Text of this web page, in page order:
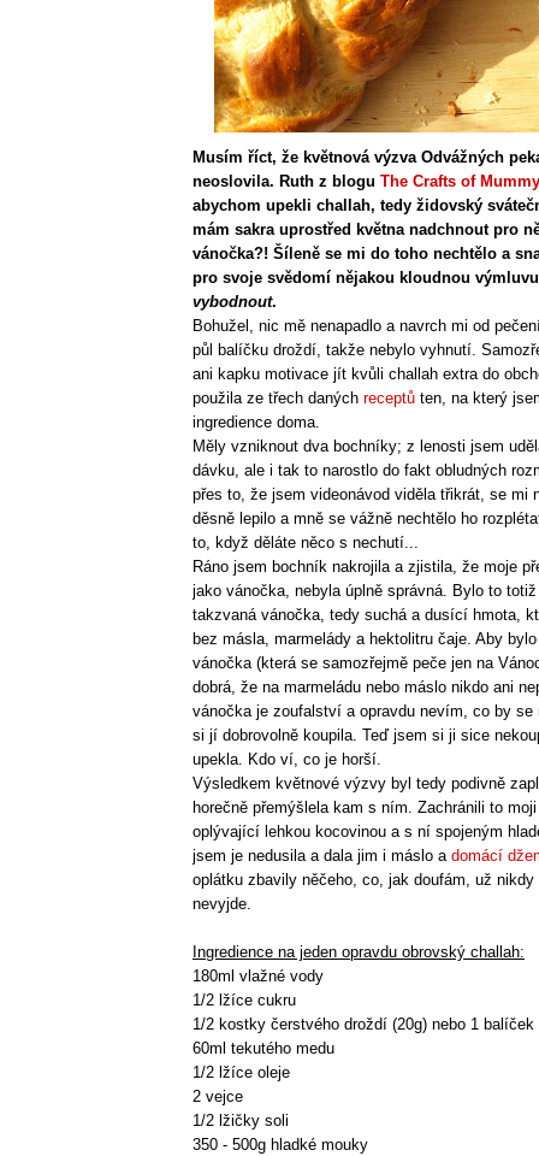
Musím říct, že květnová výzva Odvážných
neoslovila. Ruth z blogu The Crafts of
abychom upekli challah, tedy židovský
mám sakra uprostřed května nadchnout pro
vánočka?! Šíleně se mi do toho nechtělo a
pro svoje svědomí nějakou kloudnou
vybodnout.
Bohužel, nic mě nenapadlo a navrch mi od
půl balíčku droždí, takže nebylo vyhnutí.
ani kapku motivace jít kvůli challah extra do
použila ze třech daných receptů ten, na který
ingredience doma.
Měly vzniknout dva bochníky; z lenosti jsem
dávku, ale i tak to narostlo do fakt obludných
přes to, že jsem videonávod viděla třikrát, se mi
děsně lepilo a mně se vážně nechtělo ho
to, když děláte něco s nechutí...
Ráno jsem bochník nakrojila a zjistila, že moje
jako vánočka, nebyla úplně správná. Bylo to
takzvaná vánočka, tedy suchá a dusící hmota,
bez másla, marmelády a hektolitru čaje. Aby
vánočka (která se samozřejmě peče jen na
dobrá, že na marmeládu nebo máslo nikdo ani
vánočka je zoufalství a opravdu nevím, co by se
si jí dobrovolně koupila. Teď jsem si ji sice
upekla. Kdo ví, co je horší.
Výsledkem květnové výzvy byl tedy podivně
horečně přemýšlela kam s ním. Zachránili to
oplývající lehkou kocovinou a s ní spojeným
jsem je nedusila a dala jim i máslo a domácí
oplátku zbavily něčeho, co, jak doufám, už
nevyjde.
Ingredience na jeden opravdu obrovský challah:
180ml vlažné vody
1/2 lžíce cukru
1/2 kostky čerstvého droždí (20g) nebo 1
60ml tekutého medu
1/2 lžíce oleje
2 vejce
1/2 lžičky soli
350 - 500g hladké mouky